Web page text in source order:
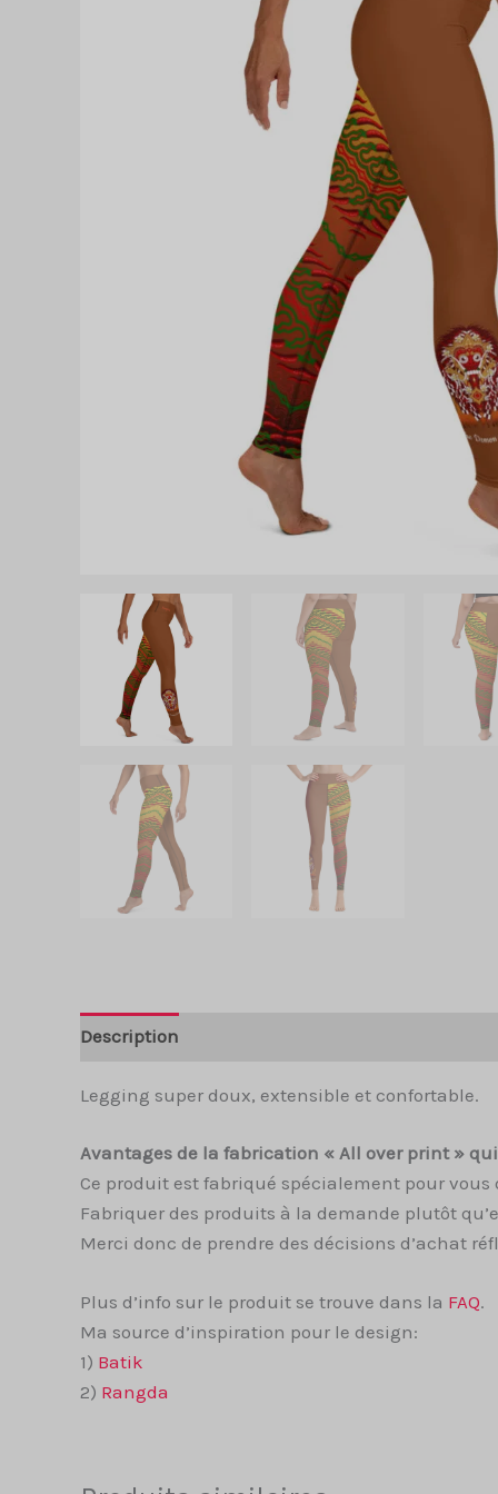
Description
Legging super doux, extensible et confortable.
Avantages de la fabrication « All over print »
Ce produit est fabriqué spécialement pour
Fabriquer des produits à la demande plutôt
Merci donc de prendre des décisions d’achat
Plus d’info sur le produit se trouve dans la FAQ.
Ma source d’inspiration pour le design:
1) Batik
2) Rangda